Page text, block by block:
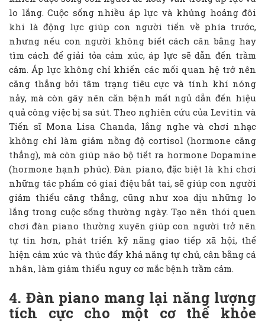
lo lắng. Cuộc sống nhiều áp lực và khủng hoảng đôi
khi là động lực giúp con người tiến về phía trước,
nhưng nếu con người không biết cách cân bằng hay
tìm cách để giải tỏa cảm xúc, áp lực sẽ dẫn đến trầm
cảm. Áp lực không chỉ khiến các mối quan hệ trở nên
căng thẳng bởi tâm trạng tiêu cực và tính khí nóng
nảy, mà còn gây nên căn bệnh mất ngủ dẫn đến hiệu
quả công việc bị sa sút. Theo nghiên cứu của Levitin và
Tiến sĩ Mona Lisa Chanda, lắng nghe và chơi nhạc
không chỉ làm giảm nồng độ cortisol (hormone căng
thẳng), mà còn giúp não bộ tiết ra hormone Dopamine
(hormone hạnh phúc). Đàn piano, đặc biệt là khi chơi
những tác phẩm có giai điệu bắt tai, sẽ giúp con người
giảm thiểu căng thẳng, cũng như xoa dịu những lo
lắng trong cuộc sống thường ngày. Tạo nên thói quen
chơi đàn piano thường xuyên giúp con người trở nên
tự tin hơn, phát triển kỹ năng giao tiếp xã hội, thể
hiện cảm xúc và thúc đẩy khả năng tự chủ, cân bằng cá
nhân, làm giảm thiểu nguy cơ mắc bệnh trầm cảm.
4. Đàn piano mang lại năng lượng
tích cực cho một cơ thể khỏe